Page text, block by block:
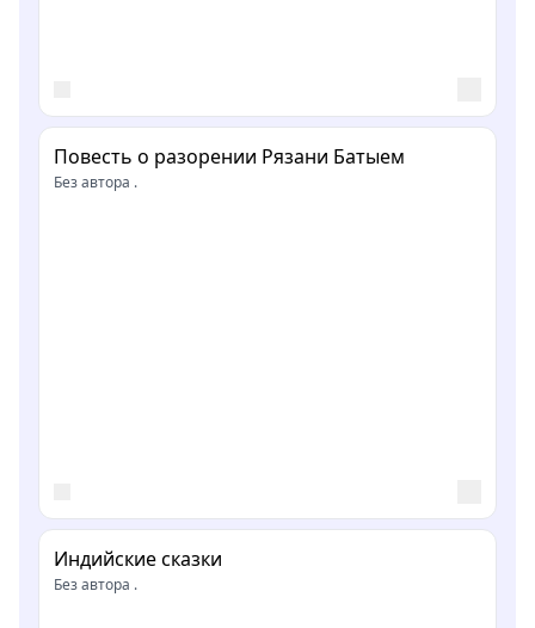
Повесть о разорении Рязани Батыем
Без автора .
Индийские сказки
Без автора .